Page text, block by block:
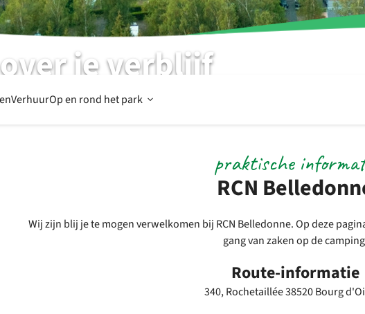
je verblijf
VerhuurOp en rond het park Open
RCN
praktische
Wij zijn blij je te mogen verwelkomen bij RCN Belledonne. Op deze
gang van zaken op de
Route-informatie
340, Rochetaillée 38520 Bourg